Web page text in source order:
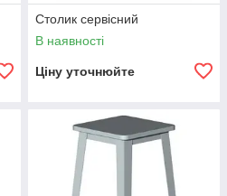
Столик сервісний
В наявності
Ціну уточнюйте